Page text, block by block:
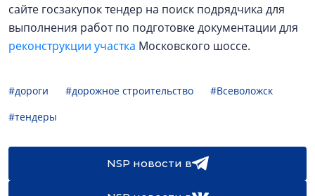
сайте госзакупок тендер на поиск подрядчика для
выполнения работ по подготовке документации для
реконструкции участка Московского шоссе.
#дороги #дорожное строительство
#Всеволожск
#тендеры
NSP новости в